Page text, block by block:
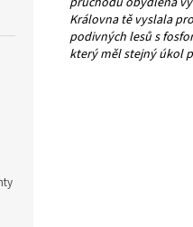
Královna tě vyslala
podivných lesů s
který měl stejný úkol